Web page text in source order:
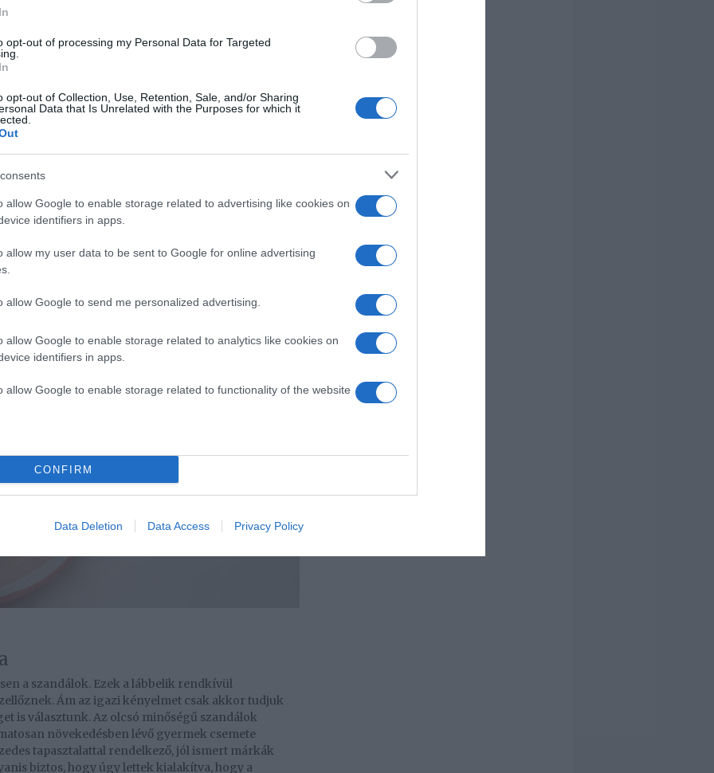
opt-out of processing my Personal Data for Targeted
opt-out of Collection, Use, Retention, Sale, and/or Sharing
Data that Is Unrelated with the Purposes for which it
allow Google to enable storage related to advertising like cookies on
identifiers in apps.
allow my user data to be sent to Google for online advertising
allow Google to send me personalized advertising.
allow Google to enable storage related to analytics like cookies on
identifiers in apps.
allow Google to enable storage related to functionality of the website
CONFIRM
Data Deletion Data Access Privacy Policy
idén is hódítanak. Csodaszép ezüstös és
a kínálatban a nyári gyerek cipők tekintetében
szinte mindenféle színárnyalatot, biztos, hogy lesz
színben játszó, holografikus árnyalatok is
a fény játékát kihasználva képesek változtatni a
a világítós cipők visszatértek a divatba, és bizony
értük őrülni.
a szandálok. Ezek a lábbelik rendkívül
Ám az igazi kényelmet csak akkor tudjuk
is választunk. Az olcsó minőségű szandálok
növekedésben lévő gyermek csemete
tapasztalattal rendelkező, jól ismert márkák
biztos, hogy úgy lettek kialakítva, hogy a